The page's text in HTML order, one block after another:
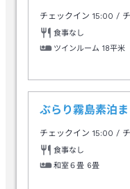
チェックイン15:00 /
食事なし
ツインルーム 18平米
ぶらり霧島素泊
チェックイン15:00 /
食事なし
和室６畳 6畳